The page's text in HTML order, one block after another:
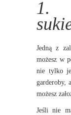
1.
Jedną z
możesz w
nie tylko
garderoby,
możesz
Jeśli nie